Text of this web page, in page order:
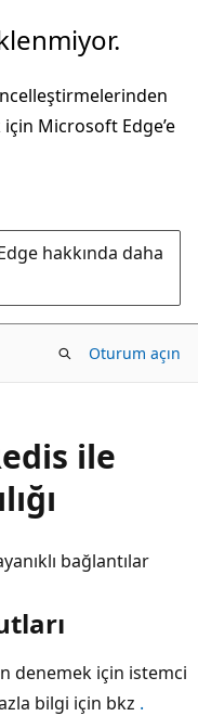
Microsoft Edge’e
hakkında daha
Oturum açın
ile
bağlantılar
denemek için istemci
bilgi için bkz .